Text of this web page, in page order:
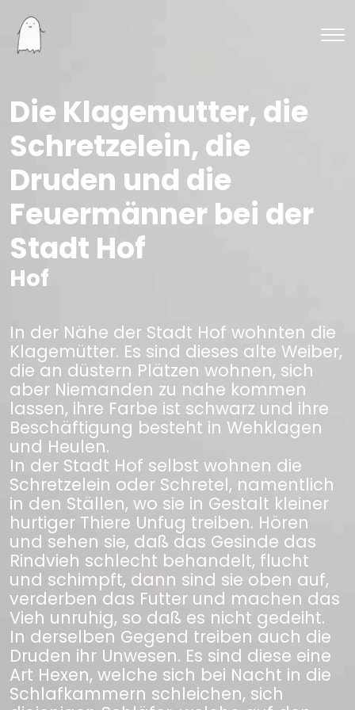
Die Klagemutter, die
Schretzelein, die
Druden und die
Feuermänner bei der
Stadt Hof
Hof
In der Nähe der Stadt Hof wohnten die
Klagemütter. Es sind dieses alte Weiber,
die an düstern Plätzen wohnen, sich
aber Niemanden zu nahe kommen
lassen, ihre Farbe ist schwarz und ihre
Beschäftigung besteht in Wehklagen
und Heulen.
In der Stadt Hof selbst wohnen die
Schretzelein oder Schretel, namentlich
in den Ställen, wo sie in Gestalt kleiner
hurtiger Thiere Unfug treiben. Hören
und sehen sie, daß das Gesinde das
Rindvieh schlecht behandelt, flucht
und schimpft, dann sind sie oben auf,
verderben das Futter und machen das
Vieh unruhig, so daß es nicht gedeiht.
In derselben Gegend treiben auch die
Druden ihr Unwesen. Es sind diese eine
Art Hexen, welche sich bei Nacht in die
Schlafkammern schleichen, sich